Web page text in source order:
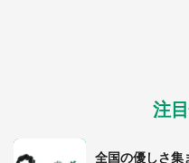
注
全国の優しさ集